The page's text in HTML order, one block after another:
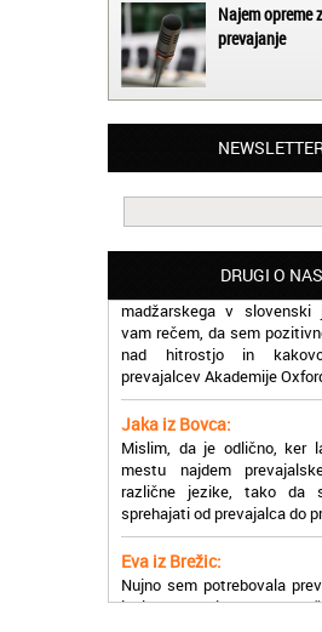
Najem opreme
prevajanje
DRUGI O NAS
Matjaž iz Ajdovščine:
Lahko pohvalim vse
Oxford, ker so resnično
prevajalske storitve
madžarskega v slovenski
vam rečem, da sem
nad hitrostjo in
prevajalcev Akademije
Jaka iz Bovca:
Mislim, da je odlično, ker
mestu najdem
različne jezike, tako da
sprehajati od prevajalca do
Eva iz Brežic:
Nujno sem potrebovala
jezik, na spletu sem
poklicala in v roku